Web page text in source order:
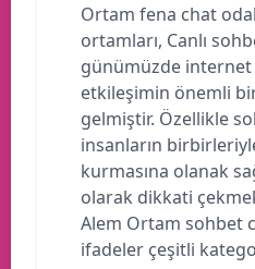
Ortam fena chat
ortamları, Canlı
günümüzde internet
etkileşimin önemli
gelmiştir. Özellikle
insanların
kurmasına olanak
olarak dikkati
Alem Ortam sohbet
ifadeler çeşitli